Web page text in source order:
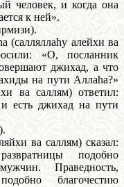
человек, и когда она
к ней».
алейхи ва
«О, посланник
джихад, а что
на пути Аллаhа?»
ва саллям) ответил:
есть джихад на пути
ва саллям) сказал:
подобно
Праведность,
благочестию